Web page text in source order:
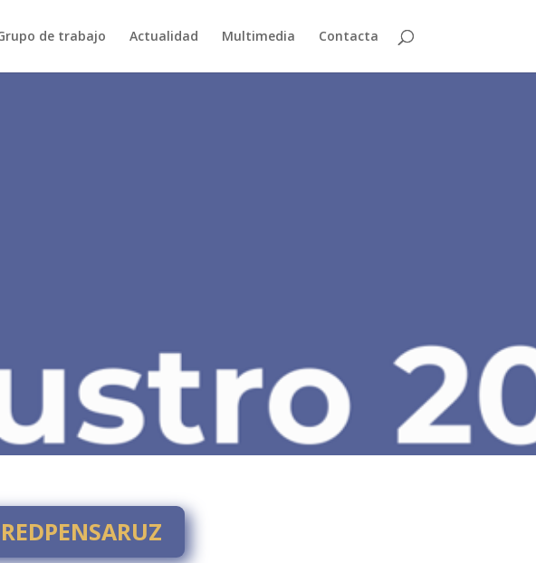
de trabajo Actualidad Multimedia Contacta